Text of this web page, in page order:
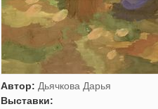
Автор:Дьячкова Дарья
Выставки: